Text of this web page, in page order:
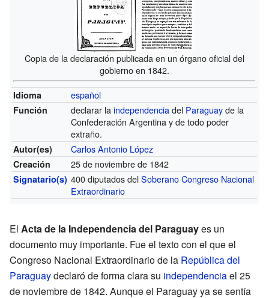
Copia de la declaración publicada en un órgano oficial del
gobierno en 1842.
Idioma español
Función declarar laindependenciadel Paraguayde la
Confederación Argentina y de todo poder
extraño.
Autor(es) Carlos Antonio López
Creación 25 de noviembre de 1842
Signatario(s) 400 diputados delSoberano Congreso Nacional
Extraordinario
El Acta de la Independencia del Paraguayes un
documento muy importante. Fue el texto con el que el
Congreso Nacional Extraordinario de la República del
Paraguaydeclaró de forma clara su independenciael 25
de noviembre de 1842. Aunque el Paraguay ya se sentía